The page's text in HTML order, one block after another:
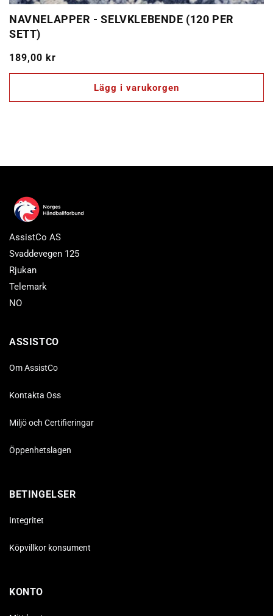
NAVNELAPPER - SELVKLEBENDE (120 PER
SETT)
Ordinarie
pris
189,00 kr
Lägg i varukorgen
AssistCo AS
Svaddevegen 125
Rjukan
Telemark
NO
ASSISTCO
Om AssistCo
Kontakta Oss
Miljö och Certifieringar
Öppenhetslagen
BETINGELSER
Integritet
Köpvillkor konsument
KONTO